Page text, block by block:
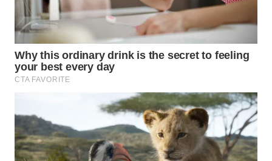
WN
SULSEL
WN
GORONTALO
SULUT
WN